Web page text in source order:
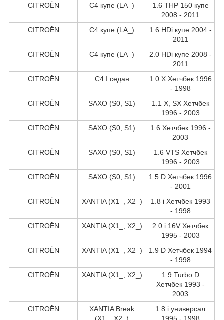
CITROËN
C4 купе (LA_)
1.6 THP 150 купе
2008 - 2011
CITROËN
C4 купе (LA_)
1.6 HDi купе 2004 -
2011
CITROËN
C4 купе (LA_)
2.0 HDi купе 2008 -
2011
CITROËN
C4 I седан
1.0 X Хетчбек 1996
- 1998
CITROËN
SAXO (S0, S1)
1.1 X, SX Хетчбек
1996 - 2003
CITROËN
SAXO (S0, S1)
1.6 Хетчбек 1996 -
2003
CITROËN
SAXO (S0, S1)
1.6 VTS Хетчбек
1996 - 2003
CITROËN
SAXO (S0, S1)
1.5 D Хетчбек 1996
- 2001
CITROËN
XANTIA (X1_, X2_)
1.8 i Хетчбек 1993
- 1998
CITROËN
XANTIA (X1_, X2_)
2.0 i 16V Хетчбек
1995 - 2003
CITROËN
XANTIA (X1_, X2_)
1.9 D Хетчбек 1994
- 1998
CITROËN
XANTIA (X1_, X2_)
1.9 Turbo D
Хетчбек 1993 -
2003
CITROËN
XANTIA Break
(X1_, X2_)
1.8 i универсал
1995 - 1998